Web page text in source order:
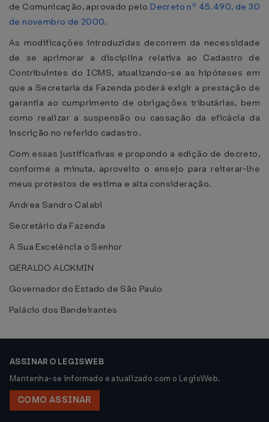
de Comunicação, aprovado pelo Decreto nº 45.490, de 30
de novembro de 2000.
As modificações introduzidas decorrem da necessidade
de se aprimorar a disciplina relativa ao Cadastro de
Contribuintes do ICMS, atualizando-se as hipóteses em
que a Secretaria da Fazenda poderá exigir a prestação de
garantia ao cumprimento de obrigações tributárias, bem
como realizar a suspensão ou cassação da eficácia da
inscrição no referido cadastro.
Com essas justificativas e propondo a edição de decreto,
conforme a minuta, aproveito o ensejo para reiterar-lhe
meus protestos de estima e alta consideração.
Andrea Sandro Calabi
Secretário da Fazenda
A Sua Excelência o Senhor
GERALDO ALCKMIN
Governador do Estado de São Paulo
Palácio dos Bandeirantes
ASSINAR O LEGISWEB
Mantenha-se informado e atualizado com o LegisWeb.
COMO ASSINAR